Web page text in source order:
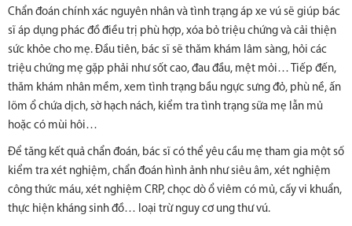
Chẩn đoán chính xác nguyên nhân và tình trạng áp xe vú sẽ giúp bác
sĩ áp dụng phác đồ điều trị phù hợp, xóa bỏ triệu chứng và cải thiện
sức khỏe cho mẹ. Đầu tiên, bác sĩ sẽ thăm khám lâm sàng, hỏi các
triệu chứng mẹ gặp phải như sốt cao, đau đầu, mệt mỏi… Tiếp đến,
thăm khám nhân mềm, xem tình trạng bầu ngực sưng đỏ, phù nề, ấn
lõm ổ chứa dịch, sờ hạch nách, kiểm tra tình trạng sữa mẹ lẫn mủ
hoặc có mùi hôi…
Để tăng kết quả chẩn đoán, bác sĩ có thể yêu cầu mẹ tham gia một số
kiểm tra xét nghiệm, chẩn đoán hình ảnh như siêu âm, xét nghiệm
công thức máu, xét nghiệm CRP, chọc dò ổ viêm có mủ, cấy vi khuẩn,
thực hiện kháng sinh đồ… loại trừ nguy cơ ung thư vú.